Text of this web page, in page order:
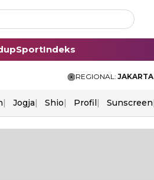
SportIndeks
REGIONAL: JAKARTA
Jogja Shio Profil Sunscreen